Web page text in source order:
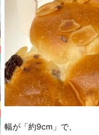
幅が「約9cm」で、